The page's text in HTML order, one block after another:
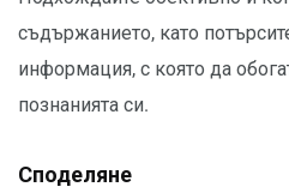
съдържанието, като
информация, с която да
познанията си.
Споделяне